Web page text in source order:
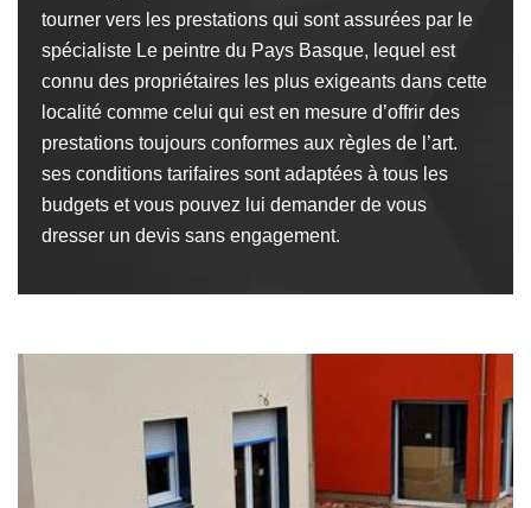
tourner vers les prestations qui sont assurées par le
spécialiste Le peintre du Pays Basque, lequel est
connu des propriétaires les plus exigeants dans cette
localité comme celui qui est en mesure d’offrir des
prestations toujours conformes aux règles de l’art.
ses conditions tarifaires sont adaptées à tous les
budgets et vous pouvez lui demander de vous
dresser un devis sans engagement.